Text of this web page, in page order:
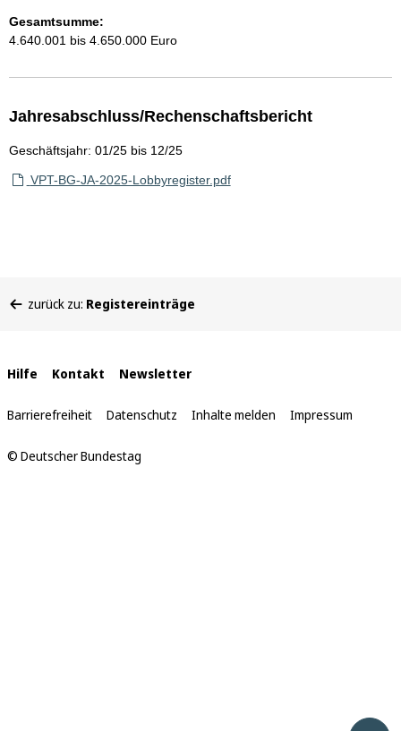
Gesamtsumme:
4.640.001 bis 4.650.000 Euro
Jahresabschluss/Rechenschaftsbericht
Geschäftsjahr: 01/25 bis 12/25
VPT-BG-JA-2025-Lobbyregister.pdf
befinden
zurück zu: Registereinträge
Interne
Links
Hilfe Kontakt Newsletter
Barrierefreiheit Datenschutz Inhalte melden Impressum
© Deutscher Bundestag